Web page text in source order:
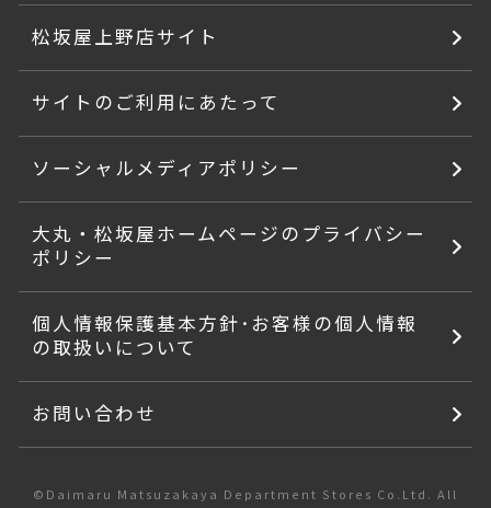
松坂屋上野店サイト
サイトのご利用にあたって
ソーシャルメディアポリシー
大丸・松坂屋ホームページのプライバシー
ポリシー
個人情報保護基本方針･お客様の個人情報
の取扱いについて
お問い合わせ
©Daimaru Matsuzakaya Department Stores Co.Ltd. All